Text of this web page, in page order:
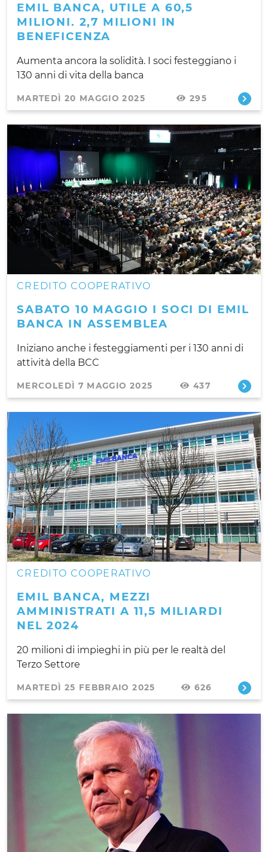
EMIL BANCA, UTILE A 60,5
MILIONI. 2,7 MILIONI IN
BENEFICENZA
Aumenta ancora la solidità. I soci festeggiano i
130 anni di vita della banca
MARTEDÌ 20 MAGGIO 2025 295
CREDITO COOPERATIVO
SABATO 10 MAGGIO I SOCI DI EMIL
BANCA IN ASSEMBLEA
Iniziano anche i festeggiamenti per i 130 anni di
attività della BCC
MERCOLEDÌ 7 MAGGIO 2025 437
CREDITO COOPERATIVO
EMIL BANCA, MEZZI
AMMINISTRATI A 11,5 MILIARDI
NEL 2024
20 milioni di impieghi in più per le realtà del
Terzo Settore
MARTEDÌ 25 FEBBRAIO 2025 626